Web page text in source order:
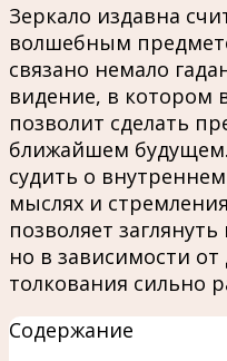
Зеркало издавна
волшебным
связано немало
видение, в котором
позволит сделать
ближайшем
судить о
мыслях и
позволяет
но в зависимости
толкования сильно
Содержание